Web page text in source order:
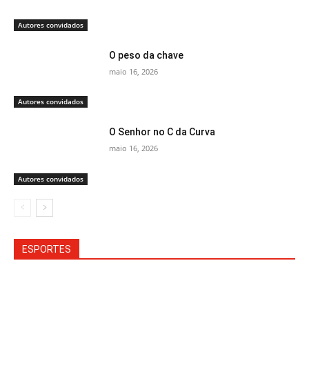
Autores convidados
Autores convidados
O peso da chave
maio 16, 2026
Autores convidados
O Senhor no C da Curva
maio 16, 2026
ESPORTES